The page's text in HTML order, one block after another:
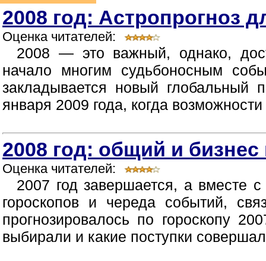
2008 год: Астропрогноз
Оценка читателей:
2008 — это важный, однако,
начало многим судьбоносным
закладывается новый глобальный
января 2009 года, когда
2008 год: общий и бизнес
Оценка читателей:
2007 год завершается, а вместе
гороскопов и череда событий,
прогнозировалось по гороскопу
выбирали и какие поступки